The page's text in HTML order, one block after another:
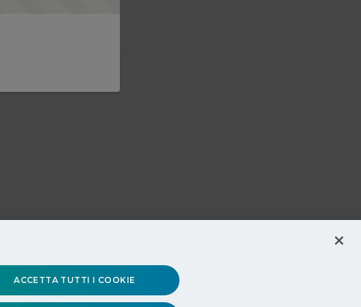
ACCETTA TUTTI I COOKIE